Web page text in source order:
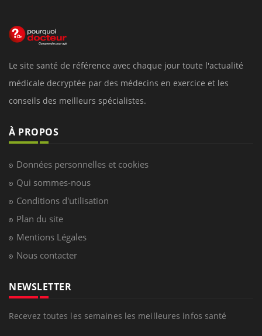
Le site santé de référence avec chaque jour toute l'actualité
médicale decryptée par des médecins en exercice et les
conseils des meilleurs spécialistes.
À PROPOS
Données personnelles et cookies
Qui sommes-nous
Conditions d'utilisation
Plan du site
Mentions Légales
Nous contacter
NEWSLETTER
Recevez toutes les semaines les meilleures infos santé